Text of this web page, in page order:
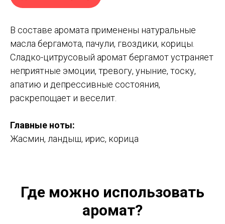
В составе аромата применены натуральные
масла бергамота, пачули, гвоздики, корицы.
Сладко-цитрусовый аромат бергамот устраняет
неприятные эмоции, тревогу, уныние, тоску,
апатию и депрессивные состояния,
раскрепощает и веселит.
Главные ноты:
Жасмин, ландыш, ирис, корица
Где можно использовать
аромат?